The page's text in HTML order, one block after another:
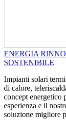
ENERGIA
SOSTENIBILE
Impianti solari
di calore,
concept energetico
esperienza e il
soluzione migliore